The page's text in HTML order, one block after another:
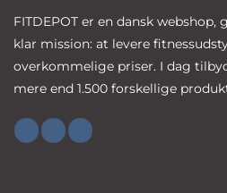
FITDEPOT er en dansk webshop,
klar mission: at levere
overkommelige priser. I dag
mere end 1.500 forskellige